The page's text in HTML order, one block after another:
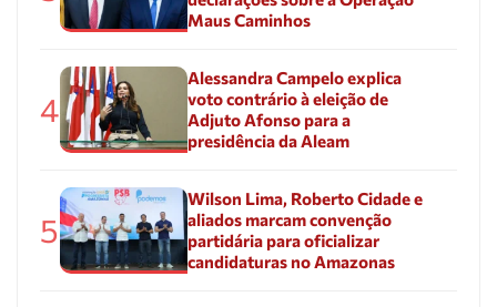
Maus Caminhos
4
Alessandra Campelo explica
voto contrário à eleição de
Adjuto Afonso para a
presidência da Aleam
5
Wilson Lima, Roberto Cidade e
aliados marcam convenção
partidária para oficializar
candidaturas no Amazonas